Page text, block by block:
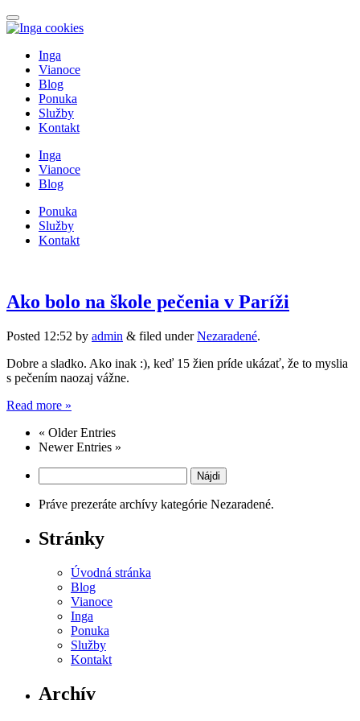
Inga
Vianoce
Blog
Ponuka
Služby
Kontakt
Inga
Vianoce
Blog
Ponuka
Služby
Kontakt
Ako bolo na škole pečenia v Paríži
Posted 12:52 by admin & filed underNezaradené.
Dobre a sladko. Ako inak :), keď 15 žien príde ukázať, že to myslia
s pečením naozaj vážne.
Read more »
« Older Entries
Newer Entries »
Práve prezeráte archívy kategórie Nezaradené.
Stránky
Úvodná stránka
Blog
Vianoce
Inga
Ponuka
Služby
Kontakt
Archív